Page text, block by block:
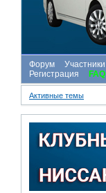
Форум Участники
Регистрация
FAQ
Активные темы